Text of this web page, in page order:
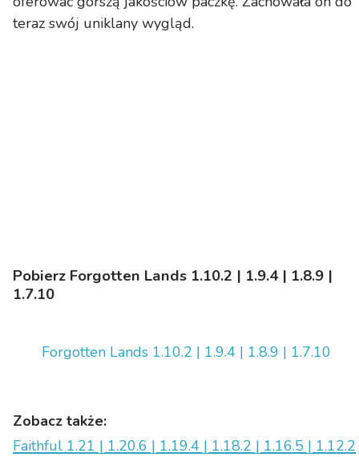
teraz swój uniklany wygląd.
Pobierz Forgotten Lands 1.10.2 | 1.9.4 | 1.8.9 |
1.7.10
Forgotten Lands 1.10.2 | 1.9.4 | 1.8.9 | 1.7.10
Zobacz także:
Faithful 1.21 | 1.20.6 | 1.19.4 | 1.18.2 | 1.16.5 | 1.12.2